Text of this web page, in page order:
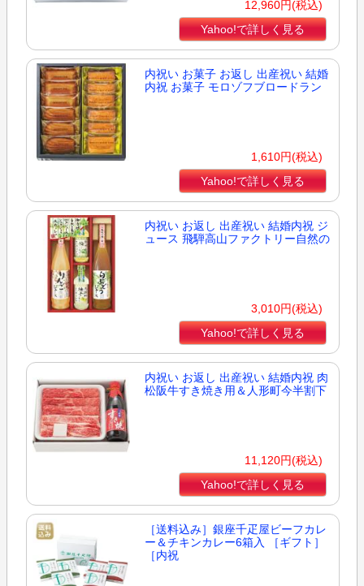
12,960円(税込)
Yahoo!で詳しく見る
内祝い お菓子 お返し 出産祝い 結婚
内祝 お菓子 モロゾフブロードラン
1,610円(税込)
Yahoo!で詳しく見る
内祝い お返し 出産祝い 結婚内祝 ジ
ュース 飛騨高山ファクトリー自然の
3,010円(税込)
Yahoo!で詳しく見る
内祝い お返し 出産祝い 結婚内祝 肉
松阪牛すき焼き用＆人形町今半割下
11,120円(税込)
Yahoo!で詳しく見る
［送料込み］銀座千疋屋ビーフカレ
ー＆チキンカレー6箱入 ［ギフト］
［内祝